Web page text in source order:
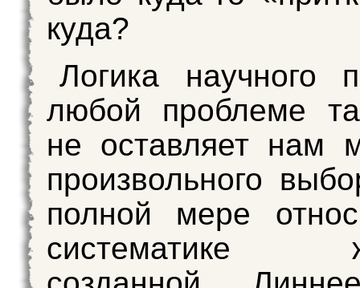
куда?
Логика научного
любой проблеме
не оставляет нам
произвольного
полной мере
систематике